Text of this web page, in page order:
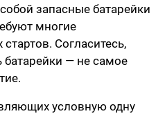
запасные батарейки
многие
Согласитесь,
батарейки — не самое
условную одну